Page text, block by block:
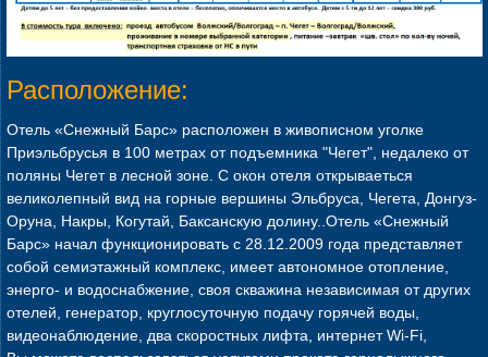
Расположение:
Отель «Снежный Барс» расположен в живописном уголке
Приэльбрусья в 100 метрах от подъемника "Чегет", недалеко от
поляны Чегет в лесной зоне. С окон отеля открываеться
великолепный вид на горные вершины Эльбруса, Чегета, Донгуз-
Оруна, Накры, Когутай, Баксанскую долину..Отель «Снежный
Барс» начал функционировать с 28.12.2009 года представляет
собой семиэтажный комплекс, имеет автономное отопление,
энерго- и водоснабжение, своя скважина независимая от других
отелей, генератор, круглосуточную подачу горячей воды,
видеонаблюдение, два скоростных лифта, интернет Wi-Fi,